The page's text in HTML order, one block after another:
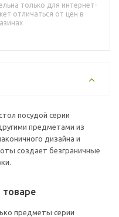
только для интернет-
отличаться от цен в
посудой серии
предметами из
дизайна и
создает безграничные
предметы серии